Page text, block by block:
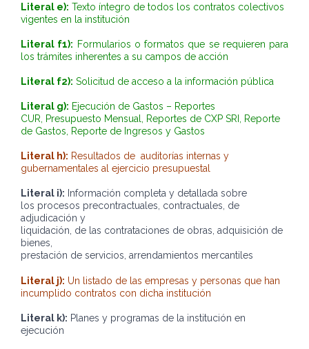
Literal e): Texto íntegro de todos los contratos colectivos
vigentes en la institución
Literal f1): Formularios o formatos que se requieren para
los trámites inherentes a su campos de acción
Literal f2): Solicitud de acceso a la información pública
Literal g): Ejecución de Gastos – Reportes
CUR, Presupuesto Mensual, Reportes de CXP SRI, Reporte
de Gastos, Reporte de Ingresos y Gastos
Literal h): Resultados de auditorías internas y
gubernamentales al ejercicio presupuestal
Literal i): Información completa y detallada sobre
los procesos precontractuales, contractuales, de
adjudicación y
liquidación, de las contrataciones de obras, adquisición de
bienes,
prestación de servicios, arrendamientos mercantiles
Literal j): Un listado de las empresas y personas que han
incumplido contratos con dicha institución
Literal k): Planes y programas de la institución en
ejecución